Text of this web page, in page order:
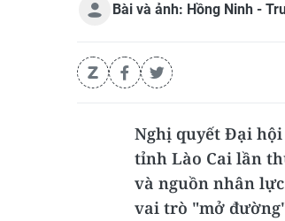
Bài và ảnh: Hồng Ninh -
Nghị quyết Đại
tỉnh Lào Cai lần
và nguồn nhân
vai trò "mở